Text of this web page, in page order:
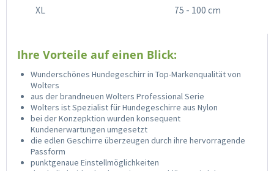
XL 75 - 100 cm
Ihre Vorteile auf einen Blick:
Wunderschönes Hundegeschirr in Top-Markenqualität von
Wolters
aus der brandneuen Wolters Professional Serie
Wolters ist Spezialist für Hundegeschirre aus Nylon
bei der Konzepktion wurden konsequent
Kundenerwartungen umgesetzt
die edlen Geschirre überzeugen durch ihre hervorragende
Passform
punktgenaue Einstellmöglichkeiten